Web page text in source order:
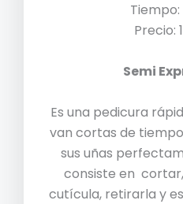
Precio:
Semi
Es una pedicura
van cortas de
sus uñas
consiste en
cutícula, retirarla y